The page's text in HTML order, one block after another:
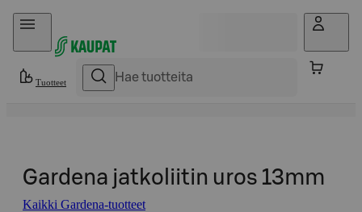
Hyppää sisältöön
Tuotteet
Gardena jatkoliitin uros 13mm
Kaikki Gardena-tuotteet